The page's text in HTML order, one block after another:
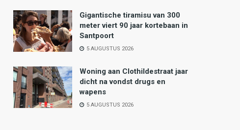
Gigantische tiramisu van 300
meter viert 90 jaar kortebaan in
Santpoort
5 AUGUSTUS 2026
Woning aan Clothildestraat jaar
dicht na vondst drugs en
wapens
5 AUGUSTUS 2026